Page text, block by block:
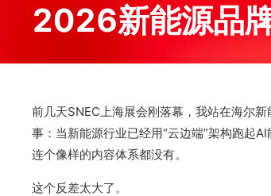
2026新能源品
前几天SNEC上海展会刚落幕，我站在海尔
事：当新能源行业已经用“云边端”架构跑起
连个像样的内容体系都没有。
这个反差太大了。